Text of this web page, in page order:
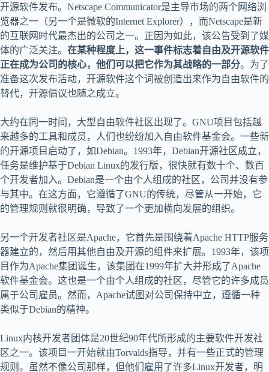
开源软件发布。Netscape Communicator是主导市场的两个网络浏
览器之一（另一个是微软的Internet Explorer），而Netscape是新
的互联网时代最杰出的公司之一。正因为如此，该公告受到了媒
体的广泛关注。 在某种程度上，这一事件标志着自由及开源软件
正在成为公司的核心，他们可以把它作为其战略的一部分。为了
准备这次发布活动，开源软件这个词被创造出来作为自由软件的
替代，开源倡议也随之成立。
大约在同一时间，大型自由软件社区出现了。GNU项目包括越
来越多的工具和成员，人们也纷纷加入自由软件基金会。一些新
的开源项目启动了，如Debian。1993年，Debian开源社区成立，
任务是维护基于Debian Linux的发行版，很快就有数十个、数百
个开发者加入。Debian是一个由个人组成的社区，公司并没有参
与其中。在这方面，它遵循了GNU的传统，尽管从一开始，它
的管理规则就很明确，导致了一个更加横向发展的组织。
另一个开发者社区是Apache，它首先是围绕着Apache HTTP服务
器建立的，然后用其他自由及开源的组件来扩展。1993年，该项
目作为Apache集团诞生，该集团在1999年扩大并形成了Apache
软件基金会。这也是一个由个人组成的社区，尽管它的许多成员
属于公司雇员。然而，Apache试图对公司保持中立，遵循一种
类似于Debian的精神。
Linux内核开发者团体是20世纪90年代所形成的主要软件开发社
区之一。该项目一开始就由Torvalds指导，并有一些正式的管理
规则。虽然不像公司那样，但他们雇用了许多Linux开发者，明